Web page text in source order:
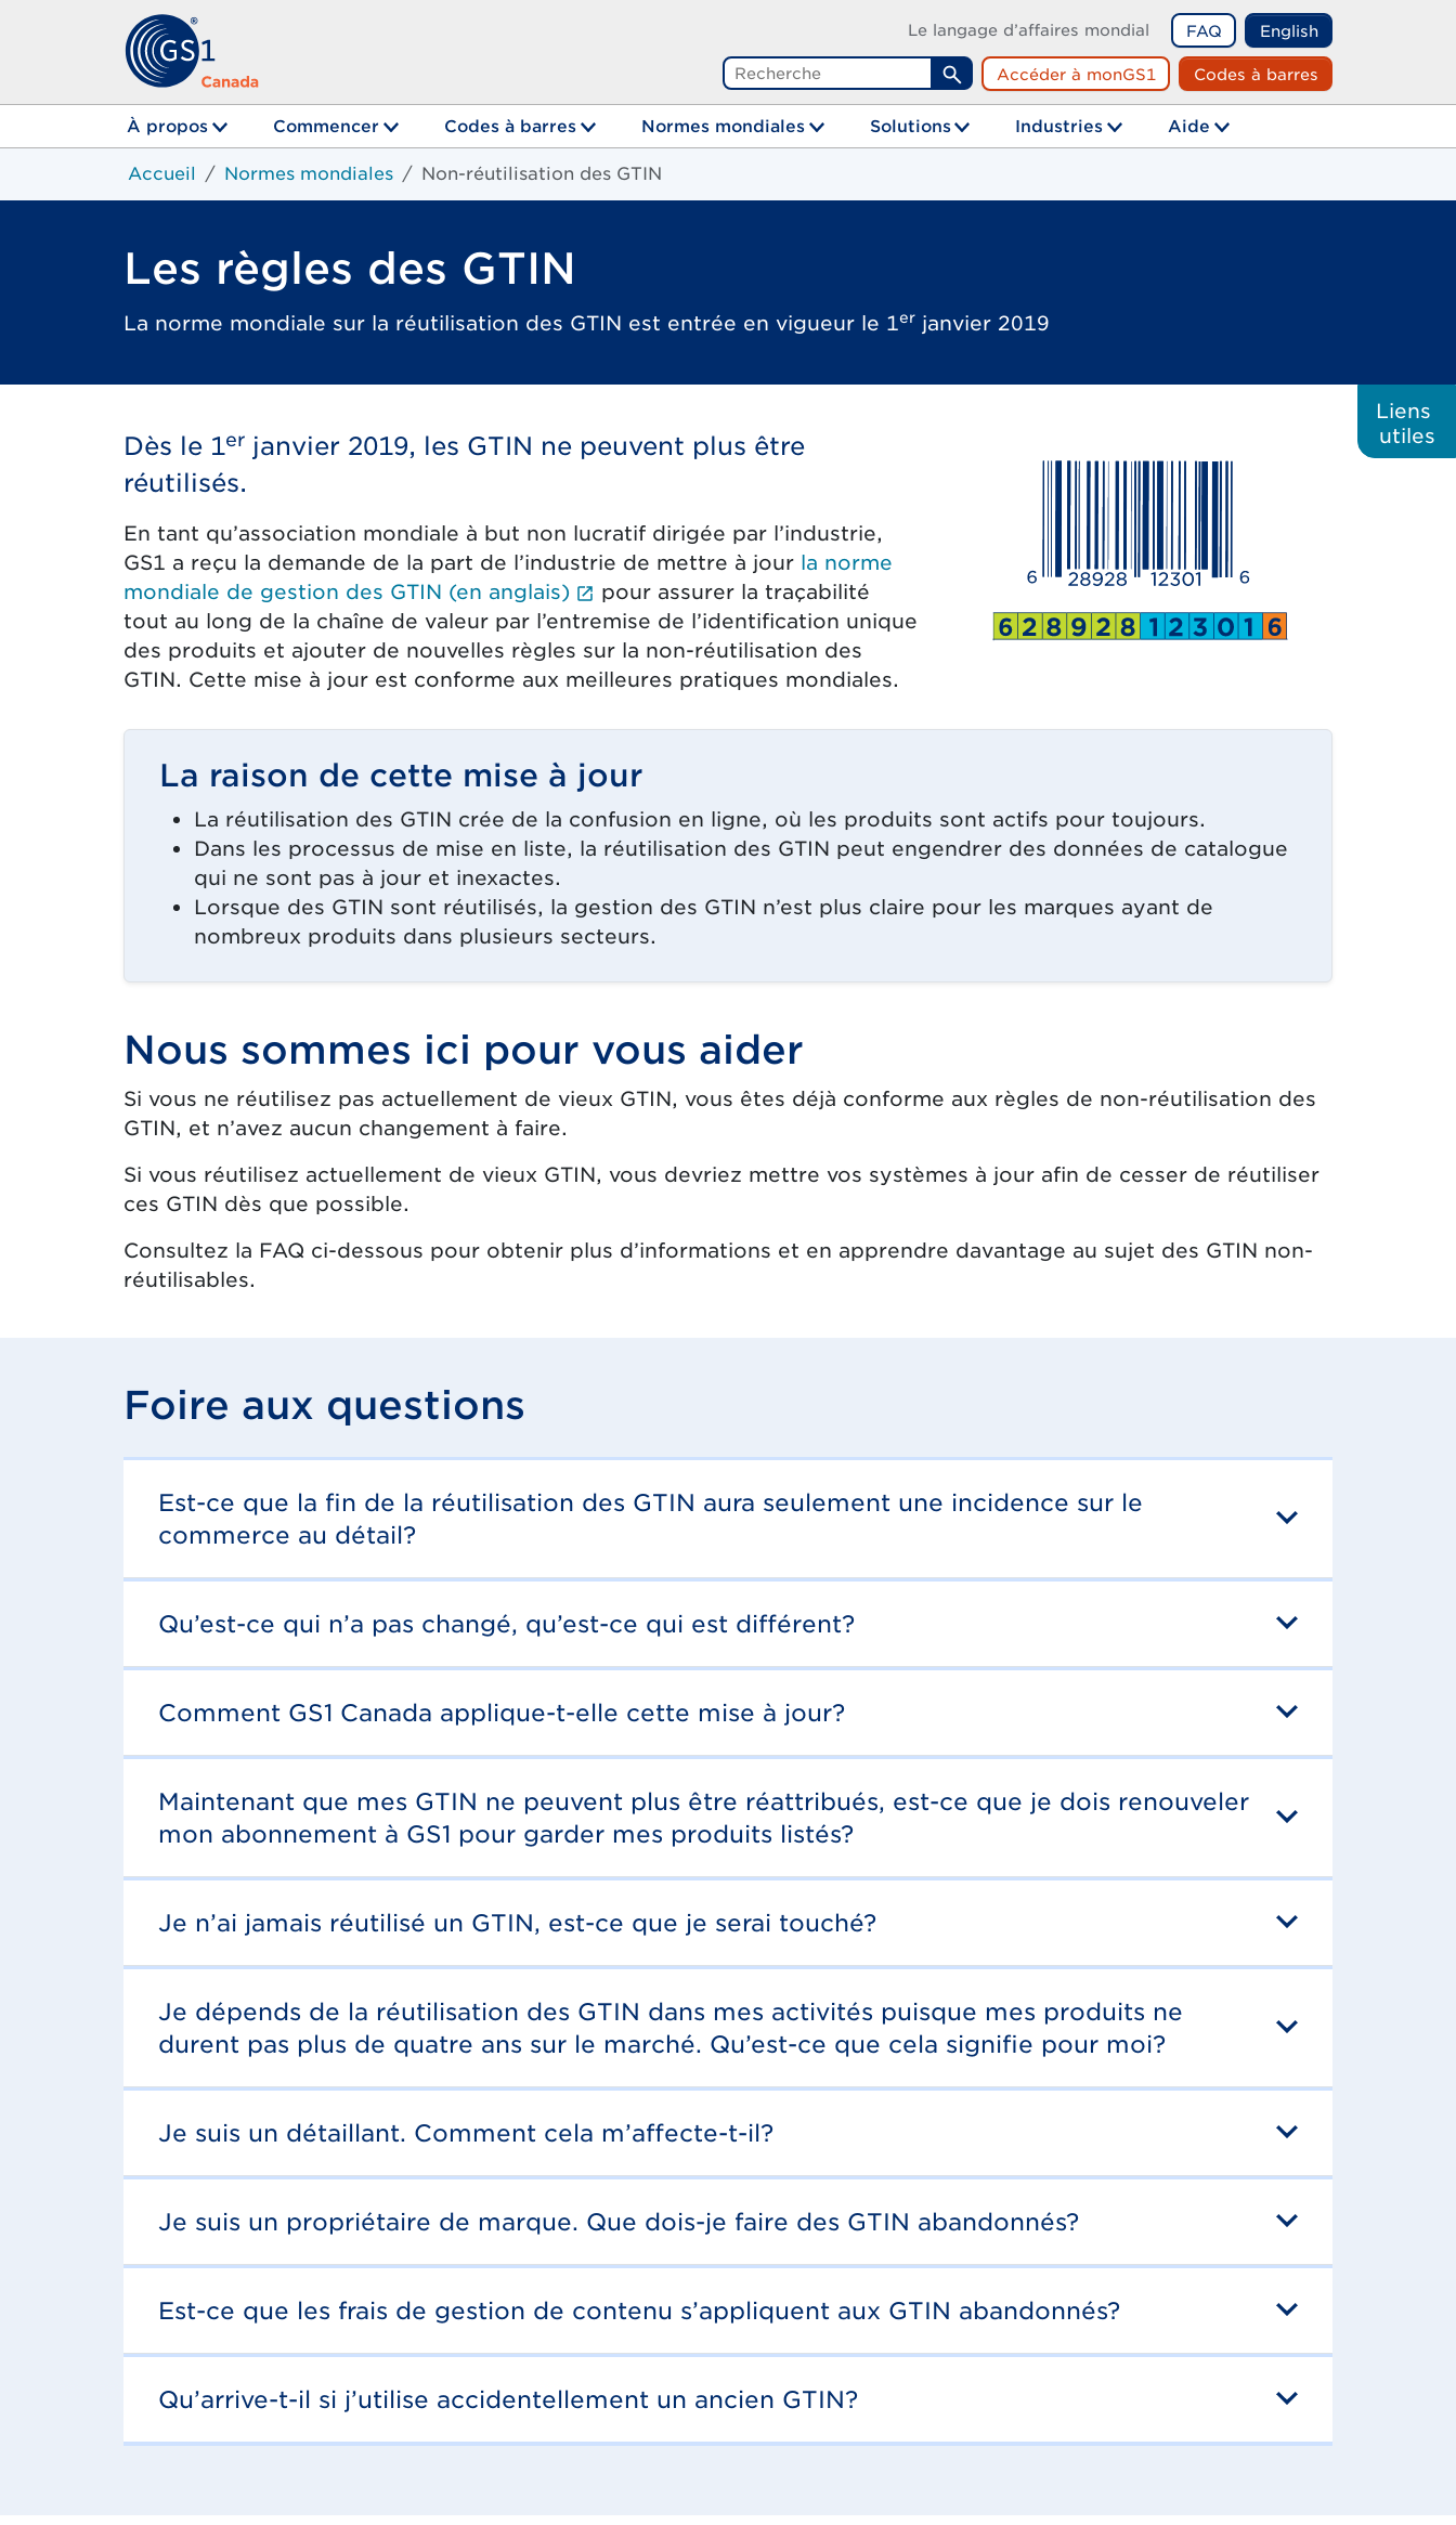
Le langage d’affaires mondial FAQ English
Recherche
Accéder à monGS1 Codes à barres
À propos Commencer Codes à barres Normes mondiales Solutions Industries Aide
Accueil Normes mondiales Non-réutilisation des GTIN
Les règles des GTIN
La norme mondiale sur la réutilisation des GTIN est entrée en vigueur le 1er janvier 2019
Liens
utiles
Dès le 1er janvier 2019, les GTIN ne peuvent plus être
réutilisés.
En tant qu’association mondiale à but non lucratif dirigée par l’industrie,
GS1 a reçu la demande de la part de l’industrie de mettre à jour la norme
mondiale de gestion des GTIN (en anglais)
(Le lien externe ouvrira un nouvel onglet.)
pour assurer la traçabilité
tout au long de la chaîne de valeur par l’entremise de l’identification unique
des produits et ajouter de nouvelles règles sur la non-réutilisation des
GTIN. Cette mise à jour est conforme aux meilleures pratiques mondiales.
La raison de cette mise à jour
La réutilisation des GTIN crée de la confusion en ligne, où les produits sont actifs pour toujours.
Dans les processus de mise en liste, la réutilisation des GTIN peut engendrer des données de catalogue
qui ne sont pas à jour et inexactes.
Lorsque des GTIN sont réutilisés, la gestion des GTIN n’est plus claire pour les marques ayant de
nombreux produits dans plusieurs secteurs.
Nous sommes ici pour vous aider
Si vous ne réutilisez pas actuellement de vieux GTIN, vous êtes déjà conforme aux règles de non-réutilisation des
GTIN, et n’avez aucun changement à faire.
Si vous réutilisez actuellement de vieux GTIN, vous devriez mettre vos systèmes à jour afin de cesser de réutiliser
ces GTIN dès que possible.
Consultez la FAQ ci-dessous pour obtenir plus d’informations et en apprendre davantage au sujet des GTIN non-
réutilisables.
Foire aux questions
Est-ce que la fin de la réutilisation des GTIN aura seulement une incidence sur le
commerce au détail?
Qu’est-ce qui n’a pas changé, qu’est-ce qui est différent?
Comment GS1 Canada applique-t-elle cette mise à jour?
Maintenant que mes GTIN ne peuvent plus être réattribués, est-ce que je dois renouveler
mon abonnement à GS1 pour garder mes produits listés?
Je n’ai jamais réutilisé un GTIN, est-ce que je serai touché?
Je dépends de la réutilisation des GTIN dans mes activités puisque mes produits ne
durent pas plus de quatre ans sur le marché. Qu’est-ce que cela signifie pour moi?
Je suis un détaillant. Comment cela m’affecte-t-il?
Je suis un propriétaire de marque. Que dois-je faire des GTIN abandonnés?
Est-ce que les frais de gestion de contenu s’appliquent aux GTIN abandonnés?
Qu’arrive-t-il si j’utilise accidentellement un ancien GTIN?